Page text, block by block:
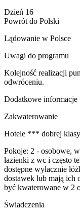
Dzień 16
Powrót do Polski
Lądowanie w Polsce
Uwagi do programu
Kolejność realizacji
odwróceniu.
Dodatkowe informacje
Zakwaterowanie
Hotele *** dobrej
Pokoje: 2 - osobowe,
łazienki z wc i często
dostępne wyłacznie
dostawek lub mają ich
być kwaterowane w 2
Świadczenia